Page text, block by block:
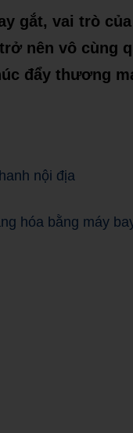
gắt, vai trò
nên vô cùng
đẩy thương
nội địa
hóa bằng máy